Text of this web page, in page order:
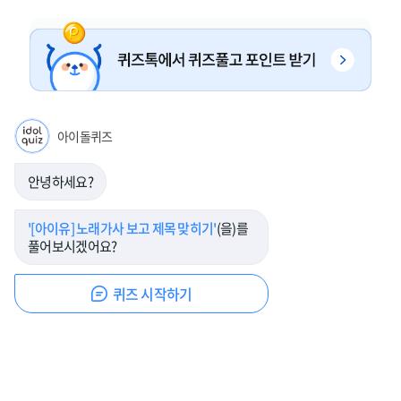
아이돌퀴즈
안녕하세요?
'[아이유] 노래가사 보고 제목 맞히기'(을)를
풀어보시겠어요?
퀴즈 시작하기